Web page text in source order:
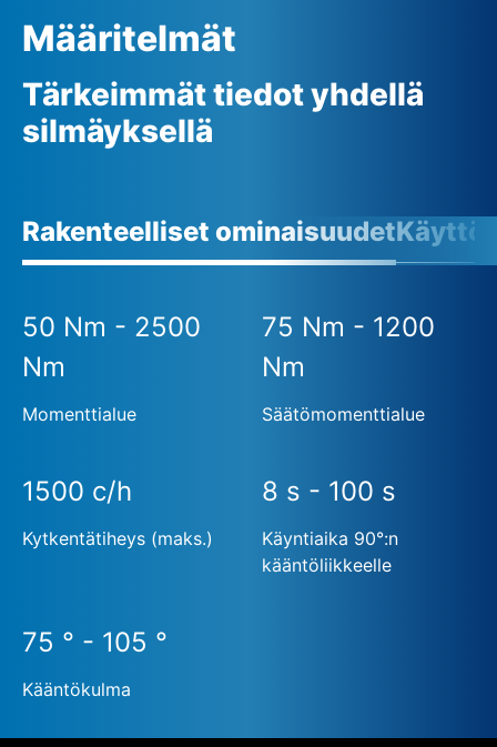
Määritelmät
Tärkeimmät tiedot yhdellä
silmäyksellä
Rakenteelliset ominaisuudet
50 Nm - 2500
Nm
Momenttialue
75 Nm - 1200
Nm
Säätömomenttialue
1500 c/h
Kytkentätiheys (maks.)
8 s - 100 s
Käyntiaika 90°:n
kääntöliikkeelle
75 ° - 105 °
Kääntökulma